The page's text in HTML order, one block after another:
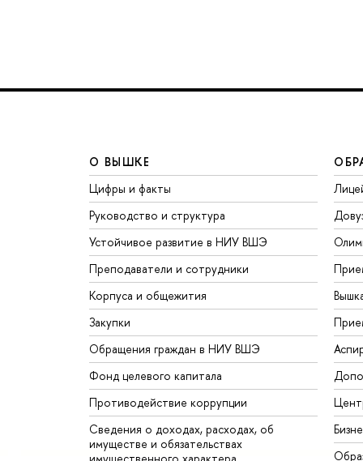
О ВЫШКЕ
Цифры и факты
Руководство и структура
Устойчивое развитие в НИУ ВШЭ
Преподаватели и сотрудники
Корпуса и общежития
Закупки
Обращения граждан в НИУ ВШЭ
Фонд целевого капитала
Противодействие коррупции
Сведения о доходах, расходах, об
имуществе и обязательствах